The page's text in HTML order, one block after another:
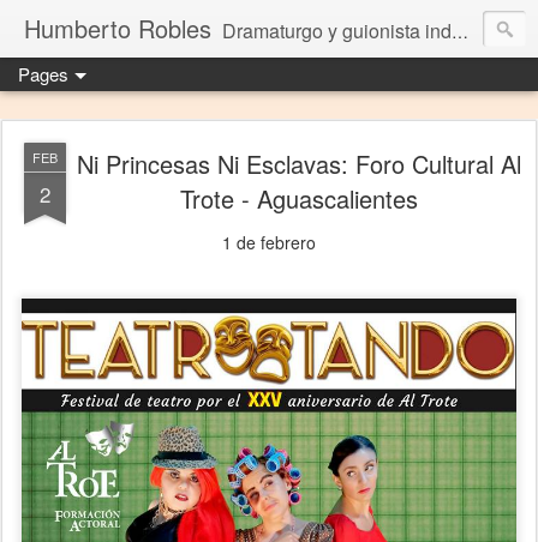
Humberto Robles Dramaturgo y guionista independiente
Pages
FEB
2
Ni Princesas Ni Esclavas: Foro Cultural Al
Trote - Aguascalientes
1 de febrero